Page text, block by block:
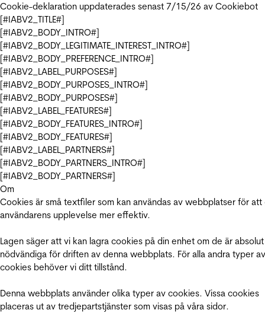
Cookie-deklaration uppdaterades senast 7/15/26 av Cookiebot
[#IABV2_TITLE#]
[#IABV2_BODY_INTRO#]
[#IABV2_BODY_LEGITIMATE_INTEREST_INTRO#]
[#IABV2_BODY_PREFERENCE_INTRO#]
[#IABV2_LABEL_PURPOSES#]
[#IABV2_BODY_PURPOSES_INTRO#]
[#IABV2_BODY_PURPOSES#]
[#IABV2_LABEL_FEATURES#]
[#IABV2_BODY_FEATURES_INTRO#]
[#IABV2_BODY_FEATURES#]
[#IABV2_LABEL_PARTNERS#]
[#IABV2_BODY_PARTNERS_INTRO#]
[#IABV2_BODY_PARTNERS#]
Om
Cookies är små textfiler som kan användas av webbplatser för att
användarens upplevelse mer effektiv.
Lagen säger att vi kan lagra cookies på din enhet om de är absolut
nödvändiga för driften av denna webbplats. För alla andra typer av
cookies behöver vi ditt tillstånd.
Denna webbplats använder olika typer av cookies. Vissa cookies
placeras ut av tredjepartstjänster som visas på våra sidor.